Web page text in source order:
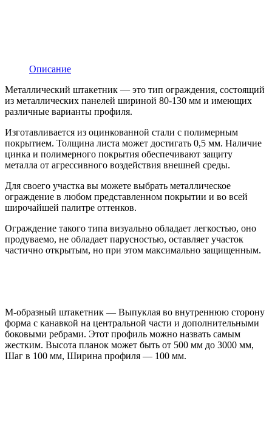
Описание
Металлический штакетник — это тип ограждения, состоящий
из металлических панелей шириной 80-130 мм и имеющих
различные варианты профиля.
Изготавливается из оцинкованной стали с полимерным
покрытием. Толщина листа может достигать 0,5 мм. Наличие
цинка и полимерного покрытия обеспечивают защиту
металла от агрессивного воздействия внешней среды.
Для своего участка вы можете выбрать металлическое
ограждение в любом представленном покрытии и во всей
широчайшей палитре оттенков.
Ограждение такого типа визуально обладает легкостью, оно
продуваемо, не обладает парусностью, оставляет участок
частично открытым, но при этом максимально защищенным.
М-образный штакетник — Выпуклая во внутреннюю сторону
форма с канавкой на центральной части и дополнительными
боковыми ребрами. Этот профиль можно назвать самым
жестким. Высота планок может быть от 500 мм до 3000 мм,
Шаг в 100 мм, Ширина профиля — 100 мм.